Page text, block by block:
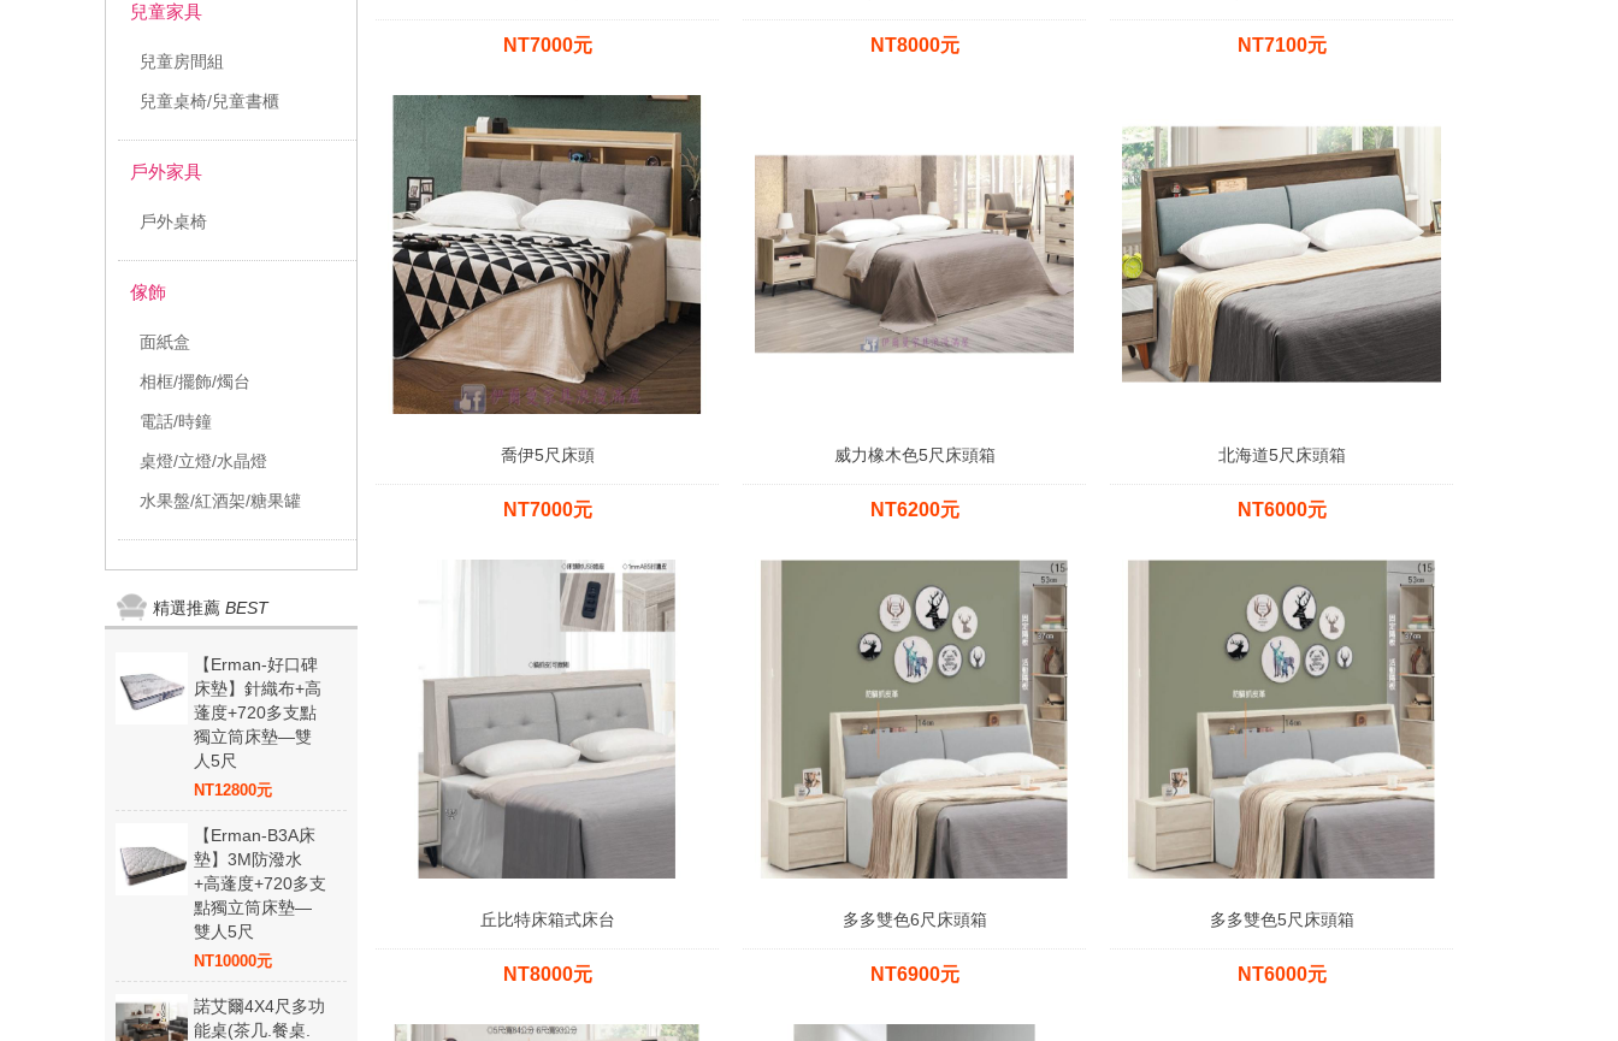
兒童家具
兒童房間組
兒童桌椅/兒童書櫃
戶外家具
戶外桌椅
傢飾
面紙盒
相框/擺飾/燭台
電話/時鐘
桌燈/立燈/水晶燈
水果盤/紅酒架/糖果罐
精選推薦 BEST
【Erman-好口碑
床墊】針織布+高
蓬度+720多支點
獨立筒床墊—雙
人5尺
NT12800元
【Erman-B3A床
墊】3M防潑水
+高蓬度+720多支
點獨立筒床墊—
雙人5尺
NT10000元
諾艾爾4X4尺多功
能桌(茶几.餐桌.
NT7000元 NT8000元 NT7100元
喬伊5尺床頭
NT7000元
威力橡木色5尺床頭箱
NT6200元
北海道5尺床頭箱
NT6000元
丘比特床箱式床台
NT8000元
多多雙色6尺床頭箱
NT6900元
多多雙色5尺床頭箱
NT6000元